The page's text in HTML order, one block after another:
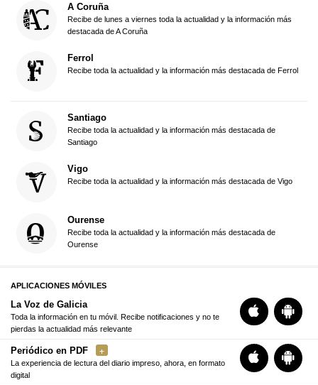
A Coruña
Recibe de lunes a viernes toda la actualidad y la información más
destacada de A Coruña
Ferrol
Recibe toda la actualidad y la información más destacada de Ferrol
Santiago
Recibe toda la actualidad y la información más destacada de
Santiago
Vigo
Recibe toda la actualidad y la información más destacada de Vigo
Ourense
Recibe toda la actualidad y la información más destacada de
Ourense
APLICACIONES MÓVILES
La Voz de Galicia
Toda la información en tu móvil. Recibe notificaciones y no te
pierdas la actualidad más relevante
Periódico en PDF
La experiencia de lectura del diario impreso, ahora, en formato
digital